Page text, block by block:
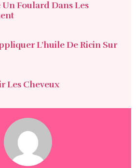
Foulard Dans Les
L’huile De Ricin Sur
Les Cheveux